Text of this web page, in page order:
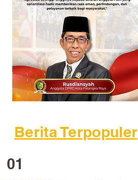
Berita Terpopuler
01